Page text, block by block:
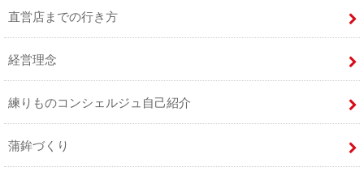
直営店までの行き方
経営理念
練りものコンシェルジュ自己紹介
蒲鉾づくり